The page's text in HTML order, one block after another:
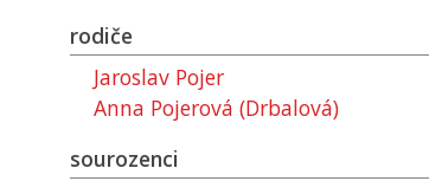
rodiče
Jaroslav Pojer
Anna Pojerová (Drbalová)
sourozenci